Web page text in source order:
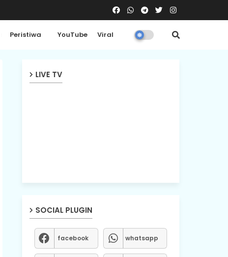
Peristiwa YouTube Viral
LIVE TV
SOCIAL PLUGIN
facebook whatsapp